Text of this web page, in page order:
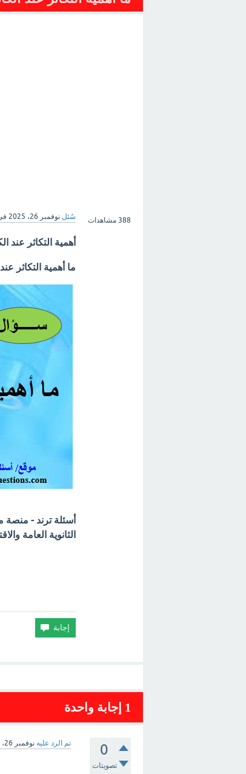
388 مشاهدات سُئل نوفمبر 26، 2025
أهمية التكاثر عند
ما أهمية التكاثر
أسئلة ترند - منصة
الثانوية العامة
1 إجابة واحدة
0
تصويتات
تم الرد عليه نوفمبر 26، 2025